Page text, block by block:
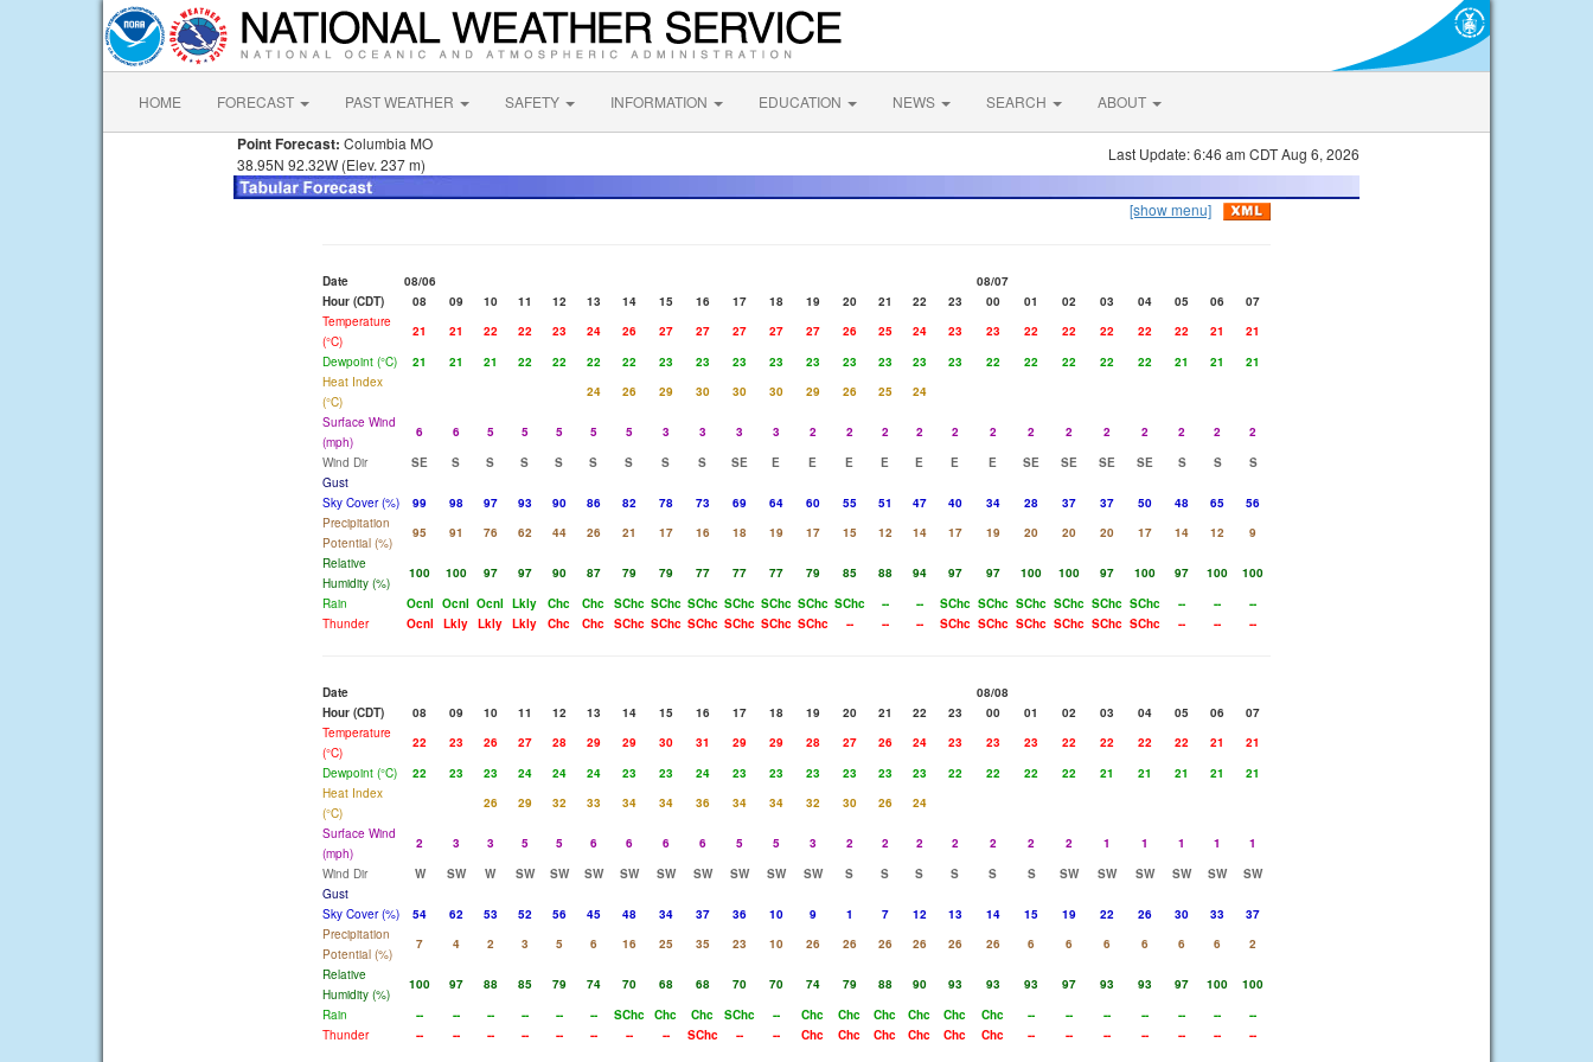
HOME FORECAST PAST WEATHER SAFETY INFORMATION EDUCATION NEWS SEARCH ABOUT
Point Forecast: Columbia MO
38.95N 92.32W (Elev. 237 m)
Last Update: 6:46 am CDT Aug 6, 2026
[show menu]
Date 08/06
08/07
Hour (CDT)
08 09 10 11 12 13 14 15 16 17 18 19 20 21 22 23 00 01 02 03 04 05 06
07
Temperature
(°C)
21 21 22 22 23 24 26 27 27 27 27 27 26 25 24 23 23 22 22 22 22 22 21
21
Dewpoint (°C)
21 21 21 22 22 22 22 23 23 23 23 23 23 23 23 23 22 22 22 22 22 21 21
21
Heat Index
(°C)
24 26 29 30 30 30 29 26 25
24
Surface Wind
(mph)
6 6 5 5 5 5 5 3 3 3 3 2 2 2 2 2 2 2 2 2 2 2 2
2
Wind Dir
SE S S S S S S S S SE E E E E E E E SE SE SE SE S S
S
Gust
Sky Cover (%)
99 98 97 93 90 86 82 78 73 69 64 60 55 51 47 40 34 28 37 37 50 48 65
56
Precipitation
Potential (%)
95 91 76 62 44 26 21 17 16 18 19 17 15 12 14 17 19 20 20 20 17 14 12
9
Relative
Humidity (%)
100 100 97 97 90 87 79 79 77 77 77 79 85 88 94 97 97 100 100 97 100 97 100
100
Rain
Ocnl Ocnl Ocnl Lkly Chc Chc SChc SChc SChc SChc SChc SChc SChc -- -- SChc SChc SChc SChc SChc SChc -- --
--
Thunder
Ocnl Lkly Lkly Lkly Chc Chc SChc SChc SChc SChc SChc SChc -- -- -- SChc SChc SChc SChc SChc SChc -- -- --
Date
08/08
Hour (CDT)
08 09 10 11 12 13 14 15 16 17 18 19 20 21 22 23 00 01 02 03 04 05 06
07
Temperature
(°C)
22 23 26 27 28 29 29 30 31 29 29 28 27 26 24 23 23 23 22 22 22 22 21
21
Dewpoint (°C)
22 23 23 24 24 24 23 23 24 23 23 23 23 23 23 22 22 22 22 21 21 21 21
21
Heat Index
(°C)
26 29 32 33 34 34 36 34 34 32 30 26
24
Surface Wind
(mph)
2 3 3 5 5 6 6 6 6 5 5 3 2 2 2 2 2 2 2 1 1 1 1
1
Wind Dir
W SW W SW SW SW SW SW SW SW SW SW S S S S S S SW SW SW SW SW
SW
Gust
Sky Cover (%)
54 62 53 52 56 45 48 34 37 36 10 9 1 7 12 13 14 15 19 22 26 30 33
37
Precipitation
Potential (%)
7 4 2 3 5 6 16 25 35 23 10 26 26 26 26 26 26 6 6 6 6 6 6
2
Relative
Humidity (%)
100 97 88 85 79 74 70 68 68 70 70 74 79 88 90 93 93 93 97 93 93 97 100
100
Rain
-- -- -- -- -- -- SChc Chc Chc SChc -- Chc Chc Chc Chc Chc Chc -- -- -- -- -- --
--
Thunder
-- -- -- -- -- -- -- -- SChc -- -- Chc Chc Chc Chc Chc Chc -- -- -- -- -- -- --